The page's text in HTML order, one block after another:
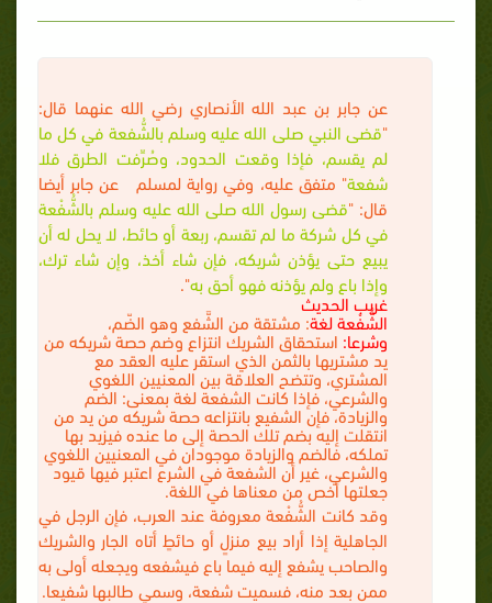
عن جابر بن عبد الله الأنصاري رضي الله عنهما قال:
"قضى النبي صلى الله عليه وسلم بالشُّفعة في كل ما
لم يقسم، فإذا وقعت الحدود، وصُرِّفت الطرق فلا
شفعة" متفق عليه، وفي رواية لمسلم عن جابر أيضا
قال: "قضى رسول الله صلى الله عليه وسلم بالشُّفْعة
في كل شركة ما لم تقسم، ربعة أو حائط، لا يحل له أن
يبيع حتى يؤذن شريكه، فإن شاء أخذ، وإن شاء ترك،
وإذا باع ولم يؤذنه فهو أحق به".
غريب الحديث
الشُّفْعة لغة: مشتقة من الشَّفع وهو الضّم،
وشرعا: استحقاق الشريك انتزاع وضم حصة شريكه من
يد مشتريها بالثمن الذي استقر عليه العقد مع
المشتري، وتتضح العلاقة بين المعنيين اللغوي
والشرعي، فإذا كانت الشفعة لغة بمعنى: الضم
والزيادة، فإن الشفيع بانتزاعه حصة شريكه من يد من
انتقلت إليه بضم تلك الحصة إلى ما عنده فيزيد بها
تملكه، فالضم والزيادة موجودان في المعنيين اللغوي
والشرعي، غير أن الشفعة في الشرع اعتبر فيها قيود
جعلتها أخص من معناها في اللغة.
وقد كانت الشُّفْعة معروفة عند العرب، فإن الرجل في
الجاهلية إذا أراد بيع منزلٍ أو حائطٍ أتاه الجار والشريك
والصاحب يشفع إليه فيما باع فيشفعه ويجعله أولى به
ممن بعد منه، فسميت شفعة، وسمي طالبها شفيعا.